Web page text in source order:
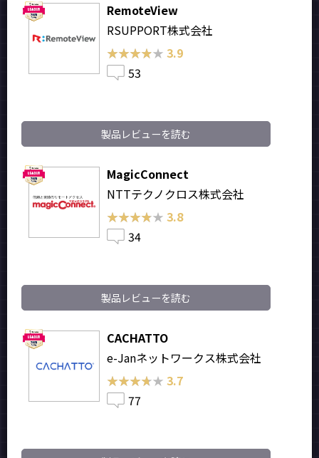
RemoteView
RSUPPORT株式会社
★★★★★
★★★★★ 3.9
53
製品レビューを読む
MagicConnect
NTTテクノクロス株式会社
★★★★★
★★★★★ 3.8
34
製品レビューを読む
CACHATTO
e-Janネットワークス株式会社
★★★★★
★★★★★ 3.7
77